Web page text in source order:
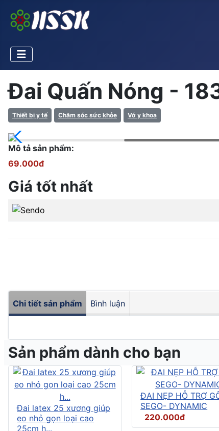
Đai Quấn Nóng -
Thiết bị y tế Chăm sóc sức khỏe Vớ y khoa
Mô tả sản phẩm:
69.000đ
Giá tốt nhất
Chi tiết sản phẩm Bình luận
Sản phẩm dành cho bạn
Đai latex 25 xương giúp
eo nhỏ gọn loại cao
25cm h...
ĐAI NẸP HỖ TRỢ
SEGO- DYNAMIC
220.000đ